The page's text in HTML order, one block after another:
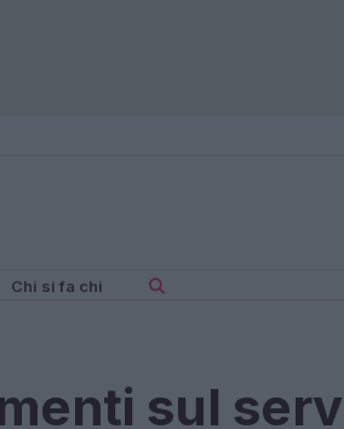
Chi si fa chi
sul